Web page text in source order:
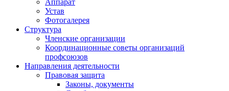
Аппарат
Устав
Фотогалерея
Структура
Членские организации
Координационные советы организаций
профсоюзов
Направления деятельности
Правовая защита
Законы, документы